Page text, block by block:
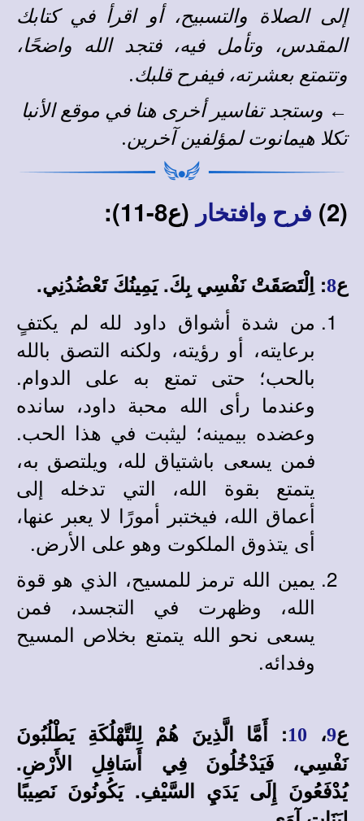
إلى الصلاة والتسبيح، أو اقرأ في كتابك
المقدس، وتأمل فيه، فتجد الله واضحًا،
وتتمتع بعشرته، فيفرح قلبك.
← وستجدتفاسير أخرى هنا في موقع الأنبا
تكلا هيمانوتلمؤلفين آخرين.
(2) فرح وافتخار (ع8-11):
ع8: اِلْتَصَقَتْ نَفْسِي بِكَ. يَمِينُكَ تَعْضُدُنِي.
من شدة أشواق داود لله لم يكتفٍ
برعايته، أو رؤيته، ولكنه التصق بالله
بالحب؛ حتى تمتع به على الدوام.
وعندما رأى الله محبة داود، سانده
وعضده بيمينه؛ ليثبت في هذا الحب.
فمن يسعى باشتياق لله، ويلتصق به،
يتمتع بقوة الله، التي تدخله إلى
أعماق الله، فيختبر أمورًا لا يعبر عنها،
أى يتذوق الملكوت وهو على الأرض.
يمين الله ترمز للمسيح، الذي هو قوة
الله، وظهرت في التجسد، فمن
يسعى نحو الله يتمتع بخلاص المسيح
وفدائه.
ع9، 10: أَمَّا الَّذِينَ هُمْ لِلتَّهْلُكَةِ يَطْلُبُونَ
نَفْسِي، فَيَدْخُلُونَ فِي أَسَافِلِ الأَرْضِ.
يُدْفَعُونَ إِلَى يَدَيِ السَّيْفِ. يَكُونُونَ نَصِيبًا